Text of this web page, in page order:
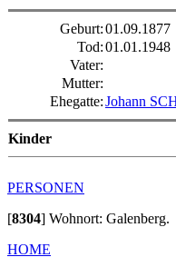
Geburt:01.09.1877
Tod:01.01.1948
Vater:
Mutter:
Ehegatte:Johann
Kinder
PERSONEN
[8304] Wohnort: Galenberg.
HOME